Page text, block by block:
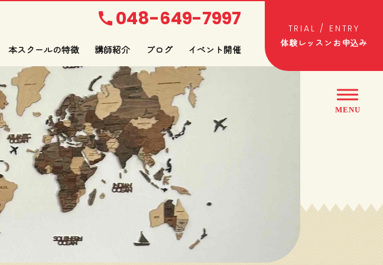
048-649-7997
体験レッスンお申込み
本スクールの特徴 講師紹介 ブログ イベント開催